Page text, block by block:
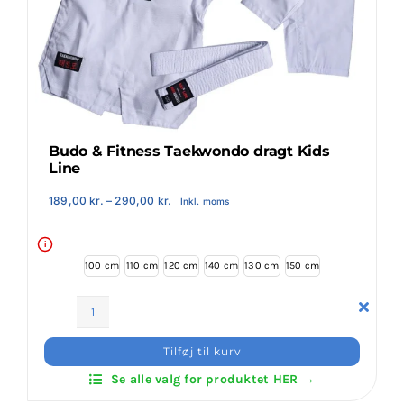
Klubaftalesider – Find din klub
Brodering / Tryk
Kontakt Invictus Fightwear
Om Invictus Fightwear
Information
Nyheder
Budo & Fitness Taekwondo dragt Kids
Line
189,00kr. – 290,00 kr. Prisinterval:
Inkl. moms
i
100 cm 110 cm 120 cm 140 cm 130 cm 150 cm
Fitness
Taekwondo
Tilføj til kurv
Se alle valg for produktet HER →